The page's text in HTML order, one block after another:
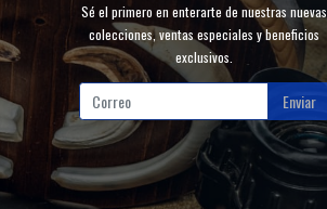
Sé el primero en enterarte de nuestras nuevas
colecciones, ventas especiales y beneficios
exclusivos.
Enviar